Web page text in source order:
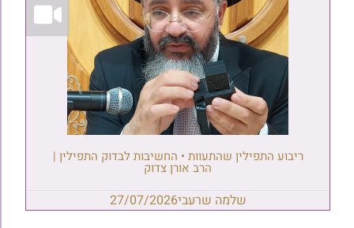
ריבוע התפילין שהתעוות • החשיבות לבדוק התפילין |
הרב אורן צדוק
שלמה שרעבי27/07/2026